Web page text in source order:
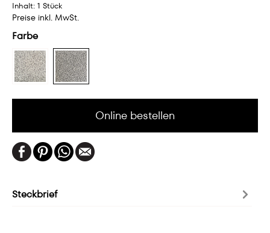
Inhalt: 1 Stück
Preise inkl. MwSt.
Farbe
Online bestellen
Steckbrief